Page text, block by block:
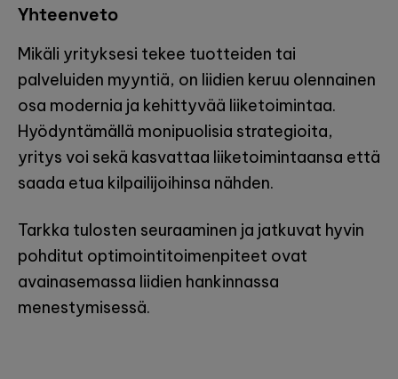
Yhteenveto
Mikäli yrityksesi tekee tuotteiden tai
palveluiden myyntiä, on liidien keruu olennainen
osa modernia ja kehittyvää liiketoimintaa.
Hyödyntämällä monipuolisia strategioita,
yritys voi sekä kasvattaa liiketoimintaansa että
saada etua kilpailijoihinsa nähden.
Tarkka tulosten seuraaminen ja jatkuvat hyvin
pohditut optimointitoimenpiteet ovat
avainasemassa liidien hankinnassa
menestymisessä.